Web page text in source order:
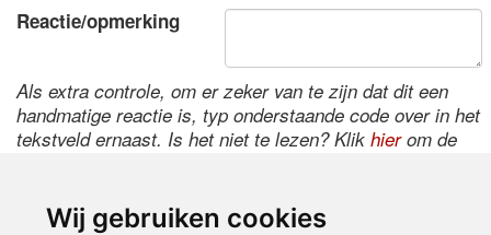
Wij gebruiken cookies
Reactie/opmerking
Als extra controle, om er zeker van te zijn dat dit een
handmatige reactie is, typ onderstaande code over in het
tekstveld ernaast. Is het niet te lezen? Klik hierom de